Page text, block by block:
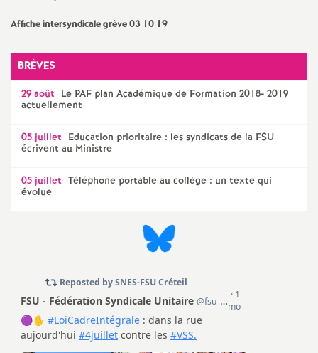
n
t
e
c
Affiche intersyndicale grève 03 10 19
BRÈVES
29 août Le PAF plan Académique de Formation 2018- 2019
actuellement
05 juillet Education prioritaire : les syndicats de la FSU
écrivent au Ministre
05 juillet Téléphone portable au collège : un texte qui
évolue